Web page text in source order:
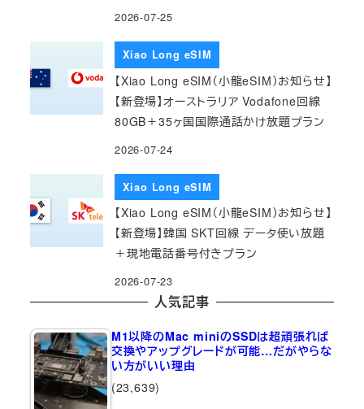
2026-07-25
Xiao Long eSIM
【Xiao Long eSIM（小龍eSIM）お知らせ】
【新登場】オーストラリア Vodafone回線
80GB＋35ヶ国国際通話かけ放題プラン
2026-07-24
Xiao Long eSIM
【Xiao Long eSIM（小龍eSIM）お知らせ】
【新登場】韓国 SKT回線 データ使い放題
＋現地電話番号付きプラン
2026-07-23
人気記事
M1以降のMac miniのSSDは超頑張れば
交換やアップグレードが可能…だがやらな
い方がいい理由
(23,639)